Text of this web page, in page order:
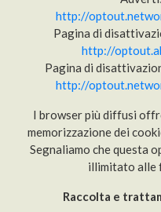
http://
Pagina di
http://
Pagina di
http://
I browser più diffusi
memorizzazione dei
Segnaliamo che questa
illimitato alle
Raccolta e